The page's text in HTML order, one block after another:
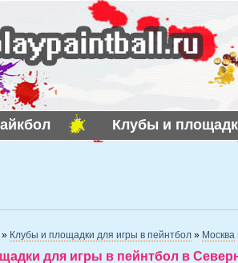
Клубы и
» Клубы и площадки для игры в пейнтбол » Москва
для игры в пейнтбол в